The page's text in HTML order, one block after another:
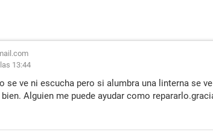
13:44
se ve ni escucha pero si alumbra una linterna se
Alguien me puede ayudar como